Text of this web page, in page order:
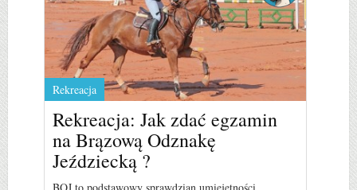
Rekreacja
Rekreacja: Jak zdać egzamin
na Brązową Odznakę
Jeździecką ?
BOJ to podstawowy sprawdzian umiejętności